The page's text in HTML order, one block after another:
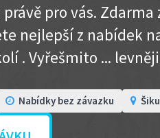
pro vás. Zdarma
nejlepší z nabídek
. Vyřešmito ...
Nabídky bez závazku